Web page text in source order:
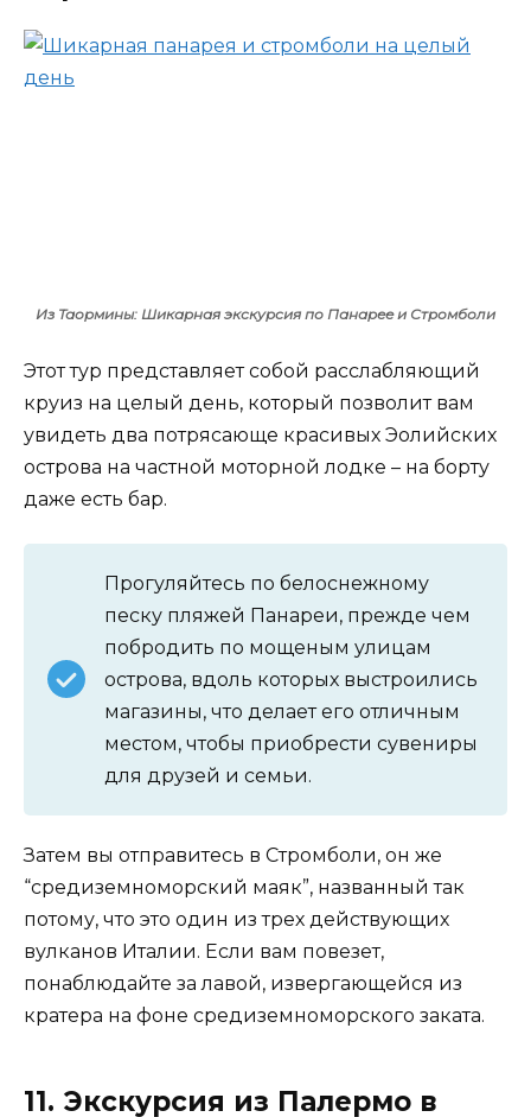
Из Таормины: Шикарная экскурсия по Панарее и Стромболи
Этот тур представляет собой расслабляющий
круиз на целый день, который позволит вам
увидеть два потрясающе красивых Эолийских
острова на частной моторной лодке – на борту
даже есть бар.
Прогуляйтесь по белоснежному
песку пляжей Панареи, прежде чем
побродить по мощеным улицам
острова, вдоль которых выстроились
магазины, что делает его отличным
местом, чтобы приобрести сувениры
для друзей и семьи.
Затем вы отправитесь в Стромболи, он же
“средиземноморский маяк”, названный так
потому, что это один из трех действующих
вулканов Италии. Если вам повезет,
понаблюдайте за лавой, извергающейся из
кратера на фоне средиземноморского заката.
11. Экскурсия из Палермо в